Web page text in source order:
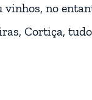
vinhos, no
Cortiça,